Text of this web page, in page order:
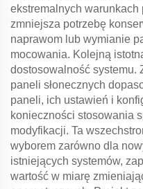
ekstremalnych warunkach
zmniejsza potrzebę
naprawom lub wymianie
mocowania. Kolejną
dostosowalność systemu.
paneli słonecznych
paneli, ich ustawień i
konieczności stosowania
modyfikacji. Ta
wyborem zarówno dla
istniejących systemów,
wartość w miarę